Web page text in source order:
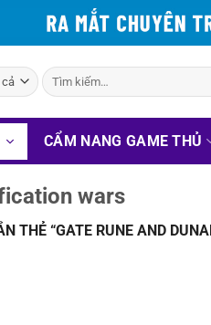
Tìm
kiếm:
CẨM NANG GAME THỦ
wars
THẺ “GATE RUNE AND